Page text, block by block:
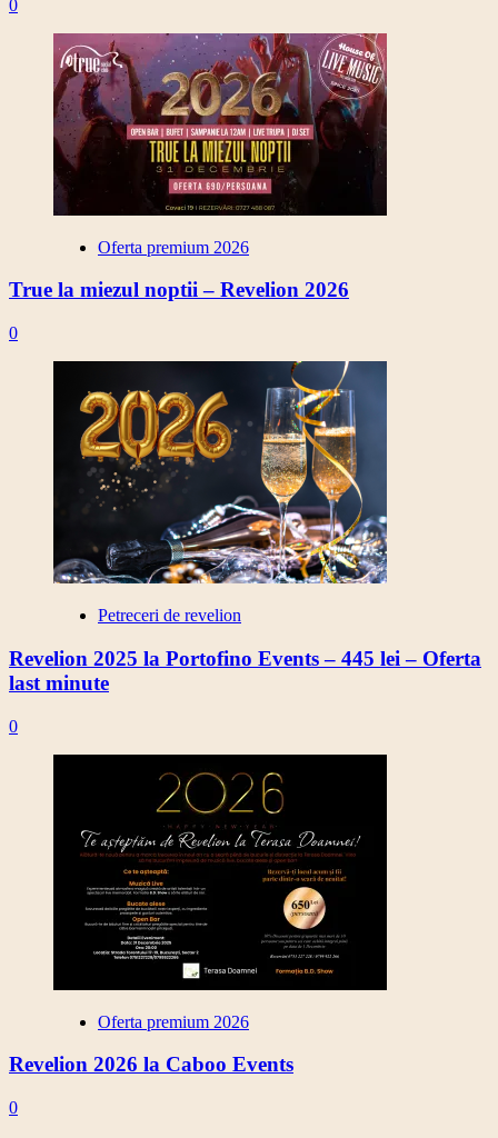
0
Oferta premium 2026
True la miezul noptii – Revelion 2026
0
Petreceri de revelion
Revelion 2025 la Portofino Events – 445 lei – Oferta
last minute
0
Oferta premium 2026
Revelion 2026 la Caboo Events
0